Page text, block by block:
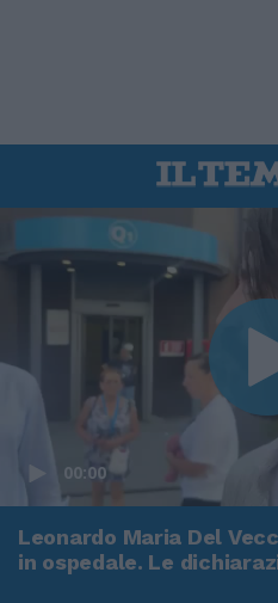
00:00
Leonardo Maria Del
in ospedale. Le